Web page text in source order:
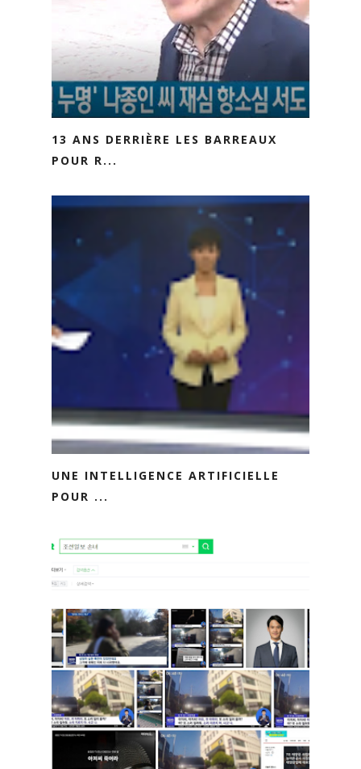
13 ANS DERRIÈRE LES BARREAUX
POUR R...
UNE INTELLIGENCE ARTIFICIELLE
POUR ...